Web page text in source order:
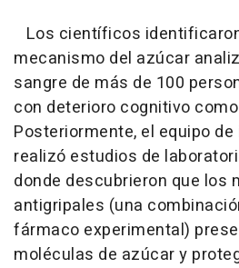
Los científicos
mecanismo del azúcar
sangre de más de 100
con deterioro cognitivo
Posteriormente, el equipo
realizó estudios de
donde descubrieron que los
antigripales (una
fármaco experimental)
moléculas de azúcar y